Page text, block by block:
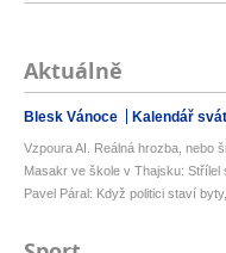
Aktuálně
Blesk Vánoce Kalendář
Vzpoura AI. Reálná hrozba, nebo
Masakr ve škole v Thajsku: Střílel
Pavel Páral: Když politici staví